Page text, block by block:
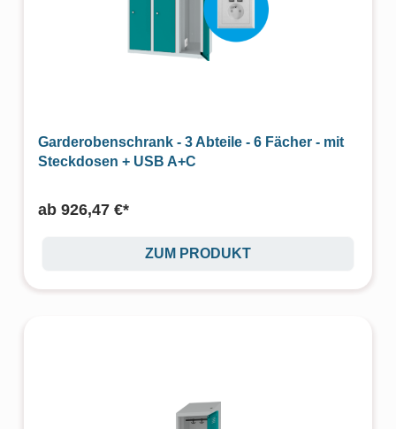
Garderobenschrank - 3 Abteile - 6 Fächer - mit
Steckdosen + USB A+C
ab 926,47 €*
ZUM PRODUKT